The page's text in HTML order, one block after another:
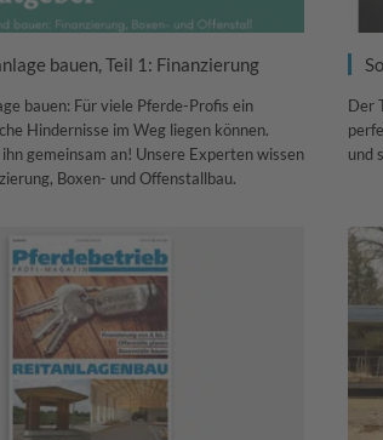
bauen, Teil 1: Finanzierung
bauen: Für viele Pferde-Profis ein
Hindernisse im Weg liegen können.
gemeinsam an! Unsere Experten wissen
Boxen- und Offenstallbau.
Der
und